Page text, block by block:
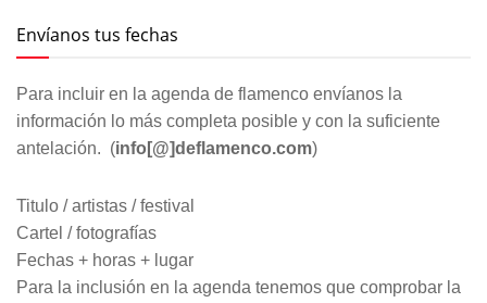
Envíanos tus fechas
Para incluir en la agenda de flamenco envíanos la
información lo más completa posible y con la suficiente
antelación. (info[@]deflamenco.com)
Titulo / artistas / festival
Cartel / fotografías
Fechas + horas + lugar
Para la inclusión en la agenda tenemos que comprobar la